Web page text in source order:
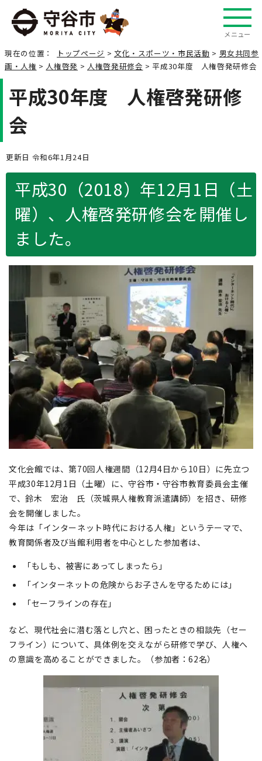
メニュー
現在の位置： トップページ > 文化・スポーツ・市民活動 > 男女共同参
画・人権 > 人権啓発 > 人権啓発研修会 > 平成30年度 人権啓発研修会
平成30年度 人権啓発研修
会
更新日 令和6年1月24日
平成30（2018）年12月1日（土
曜）、人権啓発研修会を開催し
ました。
文化会館では、第70回人権週間（12月4日から10日）に先立つ
平成30年12月1日（土曜）に、守谷市・守谷市教育委員会主催
で、鈴木 宏治 氏（茨城県人権教育派遣講師）を招き、研修
会を開催しました。
今年は「インターネット時代における人権」というテーマで、
教育関係者及び当館利用者を中心とした参加者は、
「もしも、被害にあってしまったら」
「インターネットの危険からお子さんを守るためには」
「セーフラインの存在」
など、現代社会に潜む落とし穴と、困ったときの相談先（セー
フライン）について、具体例を交えながら研修で学び、人権へ
の意識を高めることができました。（参加者：62名）